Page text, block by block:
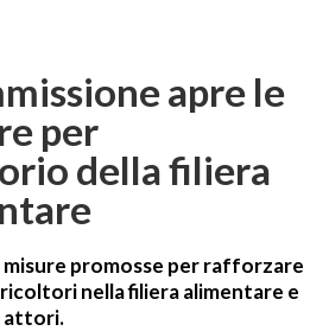
apre le
per
della filiera
promosse per rafforzare
nella filiera alimentare e
attori.